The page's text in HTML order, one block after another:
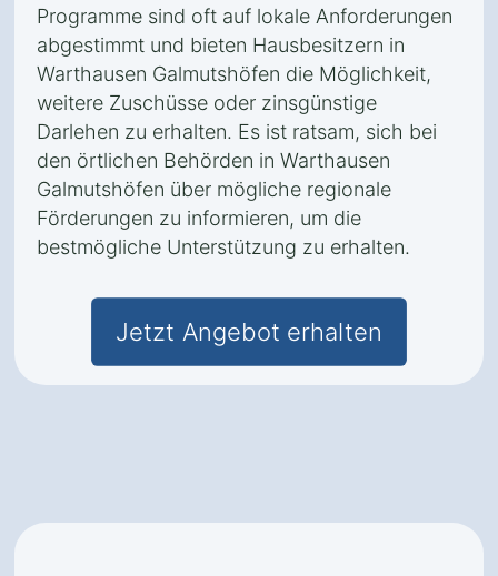
Programme sind oft auf lokale Anforderungen
abgestimmt und bieten Hausbesitzern in
Warthausen Galmutshöfen die Möglichkeit,
weitere Zuschüsse oder zinsgünstige
Darlehen zu erhalten. Es ist ratsam, sich bei
den örtlichen Behörden in Warthausen
Galmutshöfen über mögliche regionale
Förderungen zu informieren, um die
bestmögliche Unterstützung zu erhalten.
Jetzt Angebot erhalten